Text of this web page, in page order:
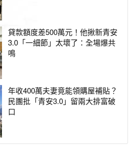
貸款額度差500萬元！他揪新青安
3.0「一細節」太壞了：全場爆共
鳴
年收400萬夫妻竟能領購屋補貼？
民團批「青安3.0」留兩大排富破
口